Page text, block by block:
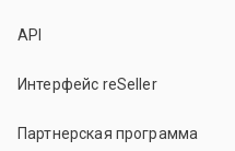
API
Интерфейс reSeller
Партнерская программа